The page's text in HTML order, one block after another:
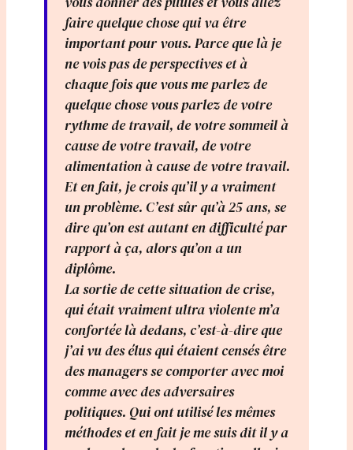
faire quelque chose qui va être
important pour vous. Parce que là je
ne vois pas de perspectives et à
chaque fois que vous me parlez de
quelque chose vous parlez de votre
rythme de travail, de votre sommeil à
cause de votre travail, de votre
alimentation à cause de votre travail.
Et en fait, je crois qu’il y a vraiment
un problème. C’est sûr qu’à 25 ans, se
dire qu’on est autant en difficulté par
rapport à ça, alors qu’on a un
diplôme.
La sortie de cette situation de crise,
qui était vraiment ultra violente m’a
confortée là dedans, c’est-à-dire que
j’ai vu des élus qui étaient censés être
des managers se comporter avec moi
comme avec des adversaires
politiques. Qui ont utilisé les mêmes
méthodes et en fait je me suis dit il y a